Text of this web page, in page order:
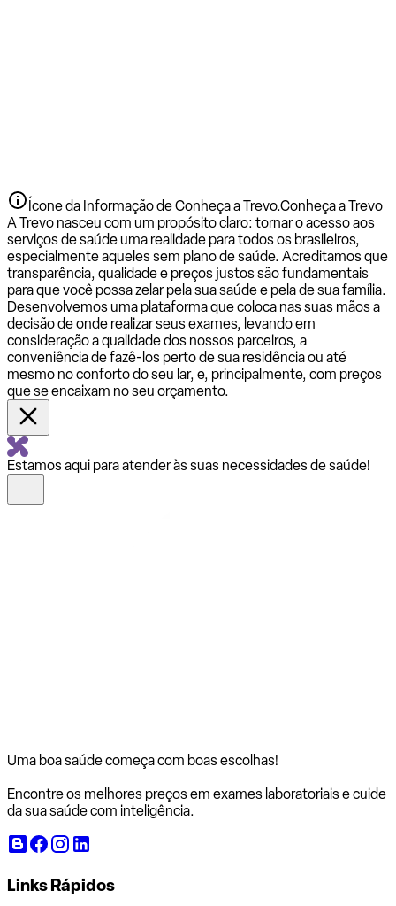
Ícone da Informação de Conheça a Trevo.Conheça a Trevo
A Trevo nasceu com um propósito claro: tornar o acesso aos
serviços de saúde uma realidade para todos os brasileiros,
especialmente aqueles sem plano de saúde. Acreditamos que
transparência, qualidade e preços justos são fundamentais
para que você possa zelar pela sua saúde e pela de sua família.
Desenvolvemos uma plataforma que coloca nas suas mãos a
decisão de onde realizar seus exames, levando em
consideração a qualidade dos nossos parceiros, a
conveniência de fazê-los perto de sua residência ou até
mesmo no conforto do seu lar, e, principalmente, com preços
que se encaixam no seu orçamento.
Estamos aqui para atender às suas necessidades de saúde!
Uma boa saúde começa com boas escolhas!
Encontre os melhores preços em exames laboratoriais e cuide
da sua saúde com inteligência.
Links Rápidos